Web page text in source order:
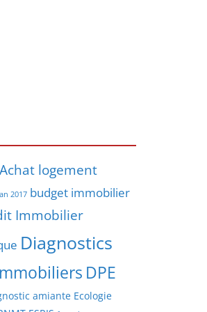
Achat logement
2017 budget immobilier
Immobilier
Diagnostics
DPE
amiante Ecologie